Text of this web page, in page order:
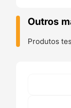
PRO
10m
(AMOSTRA)
Outros
Produtos